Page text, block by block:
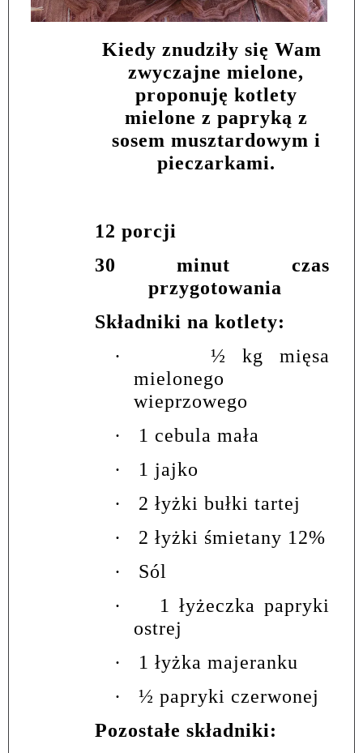
Kiedy znudziły się Wam
zwyczajne mielone,
proponuję kotlety
mielone z papryką z
sosem musztardowym i
pieczarkami.
12 porcji
30 minut czas
przygotowania
Składniki na kotlety:
·
½ kg mięsa
mielonego
wieprzowego
·
1 cebula mała
·
1 jajko
·
2 łyżki bułki tartej
·
2 łyżki śmietany 12%
·
Sól
·
1 łyżeczka papryki
ostrej
·
1 łyżka majeranku
·
½ papryki czerwonej
Pozostałe składniki: